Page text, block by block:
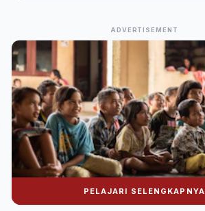
ADVERTISEMENT
Donasi Nuralwala Foundation
Bantu syiar dakwah melalui platform digital.
PELAJARI SELENGKAPNYA